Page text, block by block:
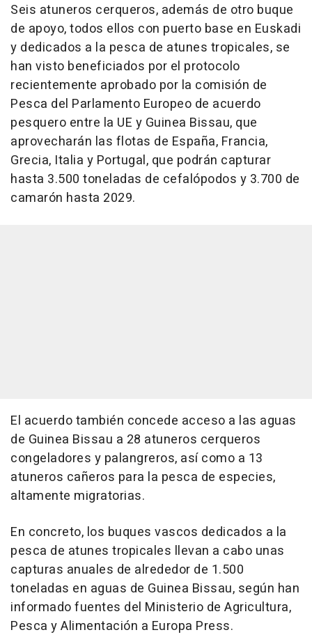
Seis atuneros cerqueros, además de otro buque
de apoyo, todos ellos con puerto base en Euskadi
y dedicados a la pesca de atunes tropicales, se
han visto beneficiados por el protocolo
recientemente aprobado por la comisión de
Pesca del Parlamento Europeo de acuerdo
pesquero entre la UE y Guinea Bissau, que
aprovecharán las flotas de España, Francia,
Grecia, Italia y Portugal, que podrán capturar
hasta 3.500 toneladas de cefalópodos y 3.700 de
camarón hasta 2029.
El acuerdo también concede acceso a las aguas
de Guinea Bissau a 28 atuneros cerqueros
congeladores y palangreros, así como a 13
atuneros cañeros para la pesca de especies,
altamente migratorias.
En concreto, los buques vascos dedicados a la
pesca de atunes tropicales llevan a cabo unas
capturas anuales de alrededor de 1.500
toneladas en aguas de Guinea Bissau, según han
informado fuentes del Ministerio de Agricultura,
Pesca y Alimentación a Europa Press.